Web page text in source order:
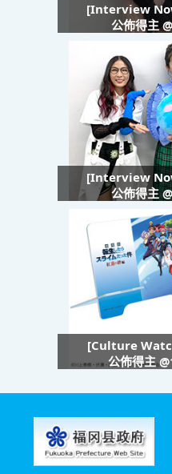
[Interview
公佈得主
[Interview
公佈得主
[Culture
公佈得主